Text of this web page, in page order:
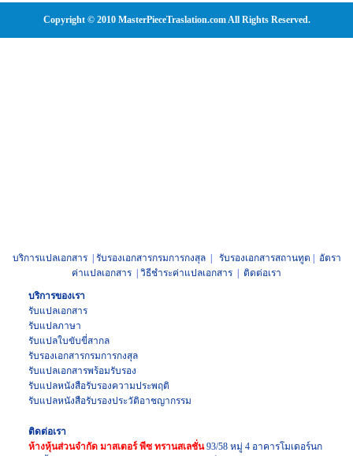
Copyright © 2010 MasterPieceTraslation.com All Rights Reserved.
บริการแปลเอกสาร| รับรองเอกสารกรมการกงสุล| รับรองเอกสารสถานทูต | อัตรา
ค่าแปลเอกสาร | วิธีชำระค่าแปลเอกสาร | ติดต่อเรา
บริการของเรา
รับแปลเอกสาร
รับแปลภาษา
รับแปลใบขับขี่สากล
รับรองเอกสารกรมการกงสุล
รับแปลเอกสารพร้อมรับรอง
รับแปลหนังสือรับรองความประพฤติ
รับแปลหนังสือรับรองประวัติอาชญากรรม
ติดต่อเรา
ห้างหุ้นส่วนจำกัด มาสเตอร์ พีซ ทรานสเลชั่น 93/58 หมู่ 4 อาคารโมเดอร์นก